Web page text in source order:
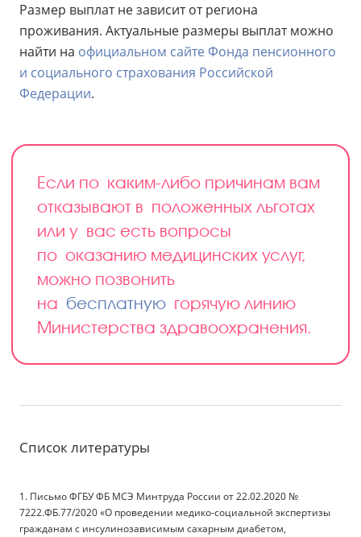
Размер выплат не зависит от региона
проживания. Актуальные размеры выплат можно
найти на официальном сайте Фонда пенсионного
и социального страхования Российской
Федерации.
Если по каким-либо причинам вам
отказывают в положенных льготах
или у вас есть вопросы
по оказанию медицинских услуг,
можно позвонить
на бесплатную горячую линию
Министерства здравоохранения.
Список литературы
1. Письмо ФГБУ ФБ МСЭ Минтруда России от 22.02.2020 №
7222.ФБ.77/2020 «О проведении медико-социальной экспертизы
гражданам с инсулинозависимым сахарным диабетом,